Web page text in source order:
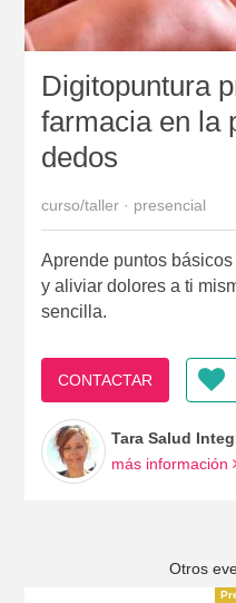
Digitopuntura
farmacia en la
dedos
curso/taller · presencial
Aprende puntos
y aliviar dolores a ti
sencilla.
CONTACTAR
Tara Salud
más información
Otros